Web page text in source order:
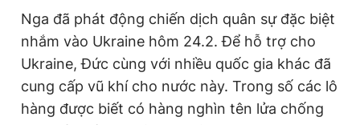
Nga đã phát động chiến dịch quân sự đặc biệt
nhắm vào Ukraine hôm 24.2. Để hỗ trợ cho
Ukraine, Đức cùng với nhiều quốc gia khác đã
cung cấp vũ khí cho nước này. Trong số các lô
hàng được biết có hàng nghìn tên lửa chống